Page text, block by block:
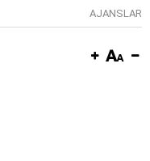
AJANSLAR